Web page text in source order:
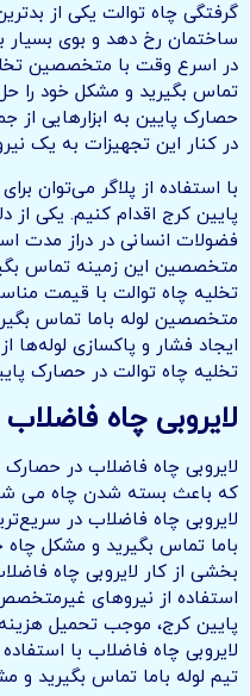
گرفتگی چاه توالت یکی از
ساختمان رخ دهد و بوی بسیار
در اسرع وقت با متخصصین
تماس بگیرید و مشکل خود را حل
حصارک پایین به ابزارهایی از
در کنار این تجهیزات به یک
با استفاده از پلاگر می‌توان
پایین کرج اقدام کنیم. یکی از
فضولات انسانی در دراز مدت
متخصصین این زمینه تماس
تخلیه چاه توالت با قیمت
متخصصین لوله باما تماس
ایجاد فشار و پاکسازی لوله‌ها
تخلیه چاه توالت در حصارک
لایروبی چاه
لایروبی چاه فاضلاب در
که باعث بسته شدن چاه می
لایروبی چاه فاضلاب در
باما تماس بگیرید و مشکل
بخشی از کار لایروبی چاه
استفاده از نیروهای
پایین کرج، موجب تحمیل
لایروبی چاه فاضلاب با
تیم لوله باما تماس بگیرید